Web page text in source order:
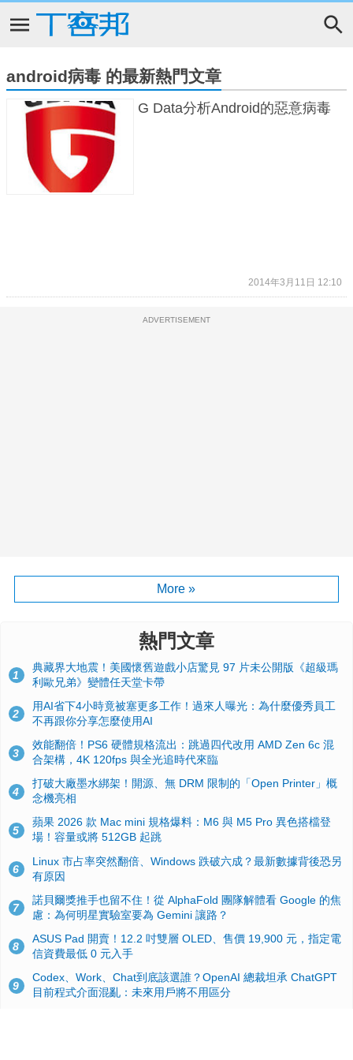
android病毒 的最新熱門文章
G Data分析Android的惡意病毒
2014年3月11日 12:10
ADVERTISEMENT
More »
熱門文章
1
典藏界大地震！美國懷舊遊戲小店驚見 97 片未公開版《超級瑪
利歐兄弟》變體任天堂卡帶
2
用AI省下4小時竟被塞更多工作！過來人曝光：為什麼優秀員工
不再跟你分享怎麼使用AI
3
效能翻倍！PS6 硬體規格流出：跳過四代改用 AMD Zen 6c 混
合架構，4K 120fps 與全光追時代來臨
4
打破大廠墨水綁架！開源、無 DRM 限制的「Open Printer」概
念機亮相
5
蘋果 2026 款 Mac mini 規格爆料：M6 與 M5 Pro 異色搭檔登
場！容量或將 512GB 起跳
6
Linux 市占率突然翻倍、Windows 跌破六成？最新數據背後恐另
有原因
7
諾貝爾獎推手也留不住！從 AlphaFold 團隊解體看 Google 的焦
慮：為何明星實驗室要為 Gemini 讓路？
8
ASUS Pad 開賣！12.2 吋雙層 OLED、售價 19,900 元，指定電
信資費最低 0 元入手
9
Codex、Work、Chat到底該選誰？OpenAI 總裁坦承 ChatGPT
目前程式介面混亂：未來用戶將不用區分